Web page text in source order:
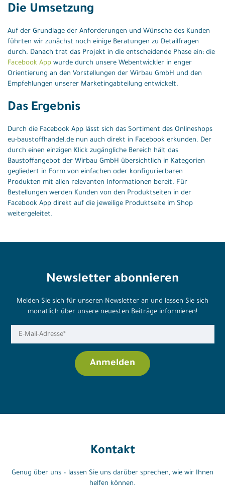
Die Umsetzung
Auf der Grundlage der Anforderungen und Wünsche des Kunden
führten wir zunächst noch einige Beratungen zu Detailfragen
durch. Danach trat das Projekt in die entscheidende Phase ein: die
Facebook App wurde durch unsere Webentwickler in enger
Orientierung an den Vorstellungen der Wirbau GmbH und den
Empfehlungen unserer Marketingabteilung entwickelt.
Das Ergebnis
Durch die Facebook App lässt sich das Sortiment des Onlineshops
eu-baustoffhandel.de nun auch direkt in Facebook erkunden. Der
durch einen einzigen Klick zugängliche Bereich hält das
Baustoffangebot der Wirbau GmbH übersichtlich in Kategorien
gegliedert in Form von einfachen oder konfigurierbaren
Produkten mit allen relevanten Informationen bereit. Für
Bestellungen werden Kunden von den Produktseiten in der
Facebook App direkt auf die jeweilige Produktseite im Shop
weitergeleitet.
Newsletter abonnieren
Melden Sie sich für unseren Newsletter an und lassen Sie sich
monatlich über unsere neuesten Beiträge informieren!
Kontakt
Genug über uns – lassen Sie uns darüber sprechen, wie wir Ihnen
helfen können.